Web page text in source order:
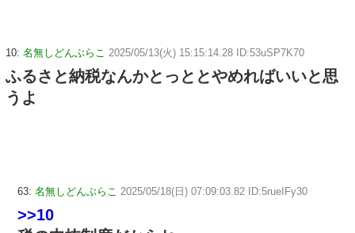
10: 名無しどんぶらこ 2025/05/13(火) 15:15:14.28 ID:53uSP7K70
ふるさと納税なんかとっととやめればいいと思
うよ
63: 名無しどんぶらこ 2025/05/18(日) 07:09:03.82 ID:5rueIFy30
>>10